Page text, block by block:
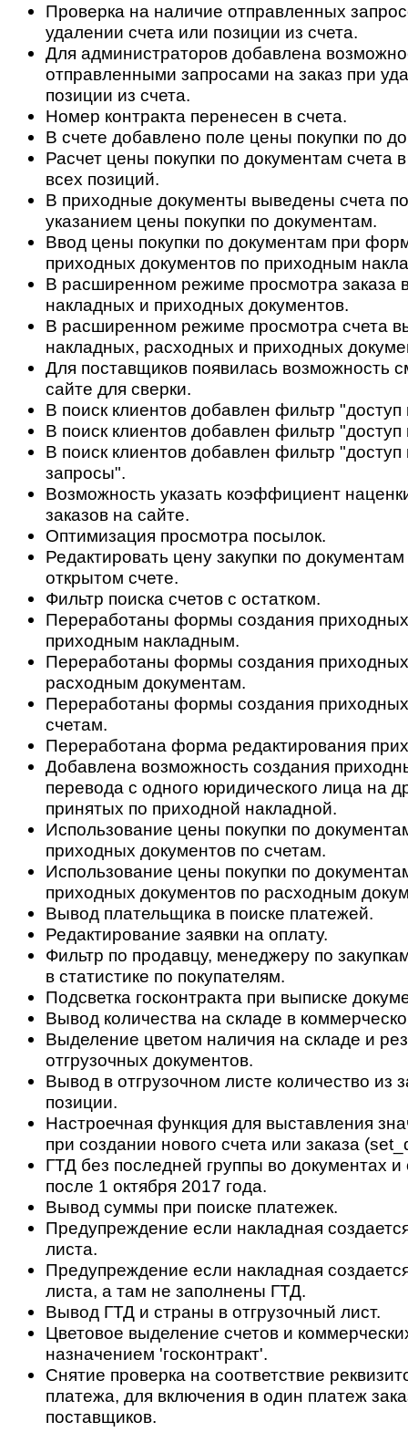
Проверка на наличие отправленных
удалении счета или позиции из счета.
Для администраторов добавлена
отправленными запросами на заказ при
позиции из счета.
Номер контракта перенесен в счета.
В счете добавлено поле цены покупки по
Расчет цены покупки по документам счета
всех позиций.
В приходные документы выведены счета
указанием цены покупки по документам.
Ввод цены покупки по документам при
приходных документов по приходным
В расширенном режиме просмотра заказа
накладных и приходных документов.
В расширенном режиме просмотра счета
накладных, расходных и приходных
Для поставщиков появилась возможность
сайте для сверки.
В поиск клиентов добавлен фильтр "доступ
В поиск клиентов добавлен фильтр "доступ
В поиск клиентов добавлен фильтр "доступ
запросы".
Возможность указать коэффициент
заказов на сайте.
Оптимизация просмотра посылок.
Редактировать цену закупки по
открытом счете.
Фильтр поиска счетов с остатком.
Переработаны формы создания
приходным накладным.
Переработаны формы создания
расходным документам.
Переработаны формы создания
счетам.
Переработана форма редактирования
Добавлена возможность создания
перевода с одного юридического лица на
принятых по приходной накладной.
Использование цены покупки по
приходных документов по счетам.
Использование цены покупки по
приходных документов по расходным
Вывод плательщика в поиске платежей.
Редактирование заявки на оплату.
Фильтр по продавцу, менеджеру по
в статистике по покупателям.
Подсветка госконтракта при выписке
Вывод количества на складе в
Выделение цветом наличия на складе и
отгрузочных документов.
Вывод в отгрузочном листе количество из
позиции.
Настроечная функция для выставления
при создании нового счета или заказа
ГТД без последней группы во документах и
после 1 октября 2017 года.
Вывод суммы при поиске платежек.
Предупреждение если накладная
листа.
Предупреждение если накладная
листа, а там не заполнены ГТД.
Вывод ГТД и страны в отгрузочный лист.
Цветовое выделение счетов и
назначением 'госконтракт'.
Снятие проверка на соответствие
платежа, для включения в один платеж
поставщиков.